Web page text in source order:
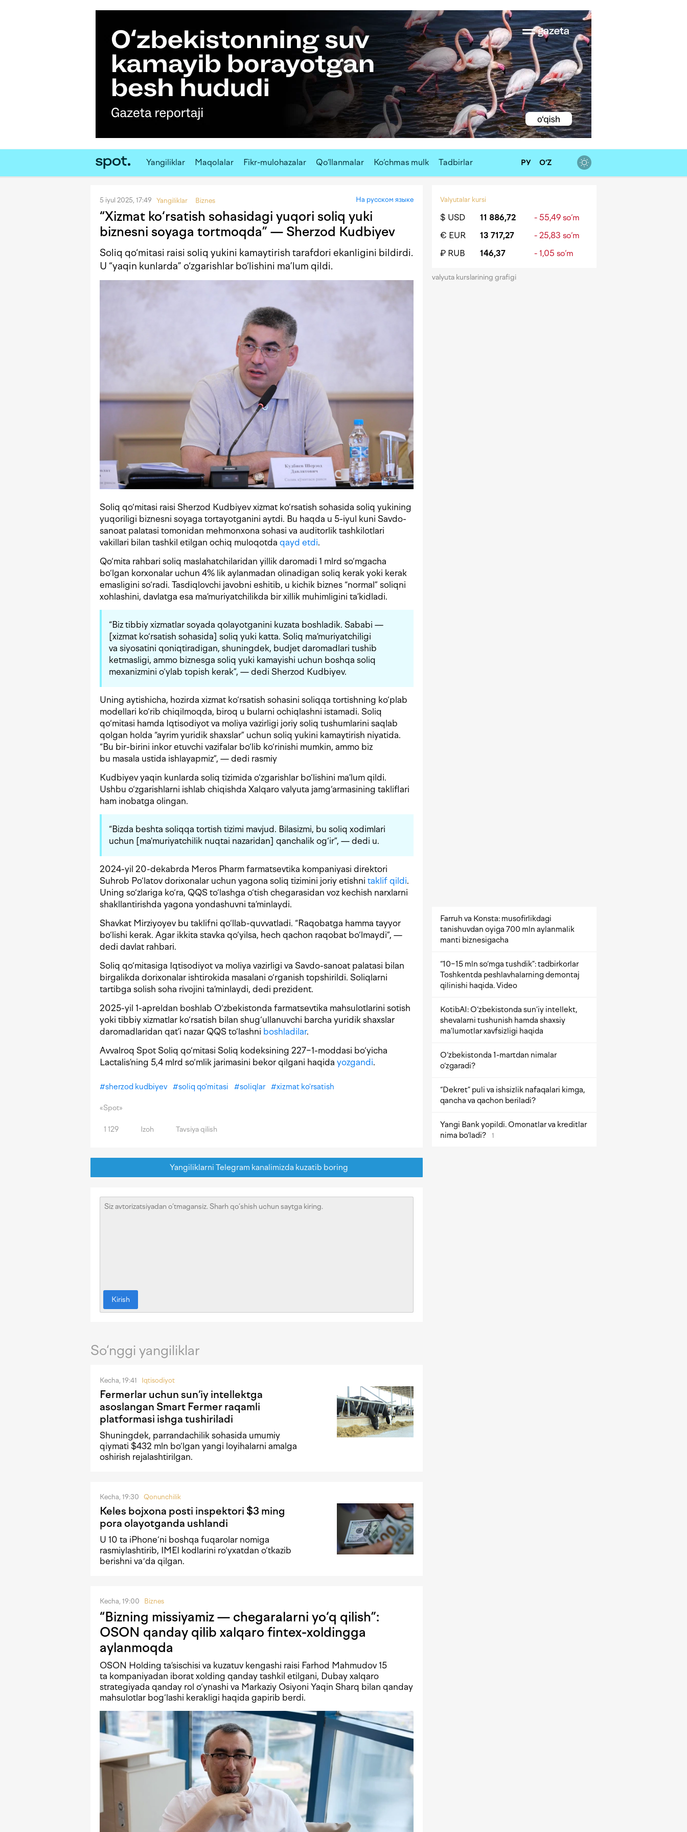
Yangiliklar Maqolalar Fikr-mulohazalar Qo‘llanmalar Ko‘chmas mulk Tadbirlar РУ O‘Z
5 iyul 2025, 17:49 Yangiliklar Biznes На русском языке
“Xizmat ko‘rsatish sohasidagi yuqori soliq yuki
biznesni soyaga tortmoqda” — Sherzod Kudbiyev
Soliq qo‘mitasi raisi soliq yukini kamaytirish tarafdori ekanligini bildirdi.
U “yaqin kunlarda” o‘zgarishlar bo‘lishini ma’lum qildi.
Soliq qo‘mitasi raisi Sherzod Kudbiyev xizmat ko‘rsatish sohasida soliq yukining
yuqoriligi biznesni soyaga tortayotganini aytdi. Bu haqda u 5-iyul kuni Savdo-
sanoat palatasi tomonidan mehmonxona sohasi va auditorlik tashkilotlari
vakillari bilan tashkil etilgan ochiq muloqotda qayd etdi.
Qo‘mita rahbari soliq maslahatchilaridan yillik daromadi 1 mlrd so‘mgacha
bo‘lgan korxonalar uchun 4% lik aylanmadan olinadigan soliq kerak yoki kerak
emasligini so‘radi. Tasdiqlovchi javobni eshitib, u kichik biznes “normal” soliqni
xohlashini, davlatga esa ma’muriyatchilikda bir xillik muhimligini ta’kidladi.
“Biz tibbiy xizmatlar soyada qolayotganini kuzata boshladik. Sababi —
[xizmat ko‘rsatish sohasida] soliq yuki katta. Soliq ma’muriyatchiligi
va siyosatini qoniqtiradigan, shuningdek, budjet daromadlari tushib
ketmasligi, ammo biznesga soliq yuki kamayishi uchun boshqa soliq
mexanizmini o‘ylab topish kerak”, — dedi Sherzod Kudbiyev.
Uning aytishicha, hozirda xizmat ko‘rsatish sohasini soliqqa tortishning ko‘plab
modellari ko‘rib chiqilmoqda, biroq u bularni ochiqlashni istamadi. Soliq
qo‘mitasi hamda Iqtisodiyot va moliya vazirligi joriy soliq tushumlarini saqlab
qolgan holda “ayrim yuridik shaxslar” uchun soliq yukini kamaytirish niyatida.
“Bu bir-birini inkor etuvchi vazifalar bo‘lib ko‘rinishi mumkin, ammo biz
bu masala ustida ishlayapmiz”, — dedi rasmiy
Kudbiyev yaqin kunlarda soliq tizimida o‘zgarishlar bo‘lishini ma’lum qildi.
Ushbu o‘zgarishlarni ishlab chiqishda Xalqaro valyuta jamg‘armasining takliflari
ham inobatga olingan.
“Bizda beshta soliqqa tortish tizimi mavjud. Bilasizmi, bu soliq xodimlari
uchun [ma'muriyatchilik nuqtai nazaridan] qanchalik og‘ir”, — dedi u.
2024-yil 20-dekabrda Meros Pharm farmatsevtika kompaniyasi direktori
Suhrob Po‘latov dorixonalar uchun yagona soliq tizimini joriy etishni taklif qildi.
Uning so‘zlariga ko‘ra, QQS to‘lashga o‘tish chegarasidan voz kechish narxlarni
shakllantirishda yagona yondashuvni ta’minlaydi.
Shavkat Mirziyoyev bu taklifni qo‘llab-quvvatladi. “Raqobatga hamma tayyor
bo‘lishi kerak. Agar ikkita stavka qo‘yilsa, hech qachon raqobat bo‘lmaydi”, —
dedi davlat rahbari.
Soliq qo‘mitasiga Iqtisodiyot va moliya vazirligi va Savdo-sanoat palatasi bilan
birgalikda dorixonalar ishtirokida masalani o‘rganish topshirildi. Soliqlarni
tartibga solish soha rivojini ta’minlaydi, dedi prezident.
2025-yil 1-apreldan boshlab O‘zbekistonda farmatsevtika mahsulotlarini sotish
yoki tibbiy xizmatlar ko‘rsatish bilan shug‘ullanuvchi barcha yuridik shaxslar
daromadlaridan qat’i nazar QQS to‘lashni boshladilar.
Avvalroq Spot Soliq qo‘mitasi Soliq kodeksining 227−1-moddasi bo‘yicha
Lactalis’ning 5,4 mlrd so‘mlik jarimasini bekor qilgani haqida yozgandi.
#sherzod kudbiyev #soliq qo'mitasi #soliqlar #xizmat ko'rsatish
«Spot»
1 129 Izoh Tavsiya qilish
Yangiliklarni Telegram kanalimizda kuzatib boring
Kirish
So‘nggi yangiliklar
Kecha, 19:41 Iqtisodiyot
Fermerlar uchun sun‘iy intellektga
asoslangan Smart Fermer raqamli
platformasi ishga tushiriladi
Shuningdek, parrandachilik sohasida umumiy
qiymati $432 mln bo‘lgan yangi loyihalarni amalga
oshirish rejalashtirilgan.
Kecha, 19:30 Qonunchilik
Keles bojxona posti inspektori $3 ming
pora olayotganda ushlandi
U 10 ta iPhone‘ni boshqa fuqarolar nomiga
rasmiylashtirib, IMEI kodlarini ro‘yxatdan o‘tkazib
berishni vaʼda qilgan.
Kecha, 19:00 Biznes
“Bizning missiyamiz — chegaralarni yo‘q qilish”:
OSON qanday qilib xalqaro fintex-xoldingga
aylanmoqda
OSON Holding ta’sischisi va kuzatuv kengashi raisi Farhod Mahmudov 15
ta kompaniyadan iborat xolding qanday tashkil etilgani, Dubay xalqaro
strategiyada qanday rol o‘ynashi va Markaziy Osiyoni Yaqin Sharq bilan qanday
mahsulotlar bog‘lashi kerakligi haqida gapirib berdi.
Valyutalar kursi
$ USD 11 886,72
- 55,49 so‘m
€ EUR
13 717,27
- 25,83 so‘m
₽ RUB
146,37 - 1,05 so‘m
valyuta kurslarining grafigi
Farruh va Konsta: musofirlikdagi
tanishuvdan oyiga 700 mln aylanmalik
manti biznesigacha
“10−15 mln so‘mga tushdik”: tadbirkorlar
Toshkentda peshlavhalarning demontaj
qilinishi haqida. Video
KotibAI: O‘zbekistonda sun’iy intellekt,
shevalarni tushunish hamda shaxsiy
ma’lumotlar xavfsizligi haqida
O‘zbekistonda 1-martdan nimalar
o‘zgaradi?
“Dekret” puli va ishsizlik nafaqalari kimga,
qancha va qachon beriladi?
Yangi Bank yopildi. Omonatlar va kreditlar
nima bo‘ladi?
1